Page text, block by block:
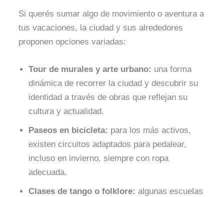
Si querés sumar algo de movimiento o aventura a
tus vacaciones, la ciudad y sus alrededores
proponen opciones variadas:
Tour de murales y arte urbano: una forma
dinámica de recorrer la ciudad y descubrir su
identidad a través de obras que reflejan su
cultura y actualidad.
Paseos en bicicleta: para los más activos,
existen circuitos adaptados para pedalear,
incluso en invierno, siempre con ropa
adecuada.
Clases de tango o folklore: algunas escuelas